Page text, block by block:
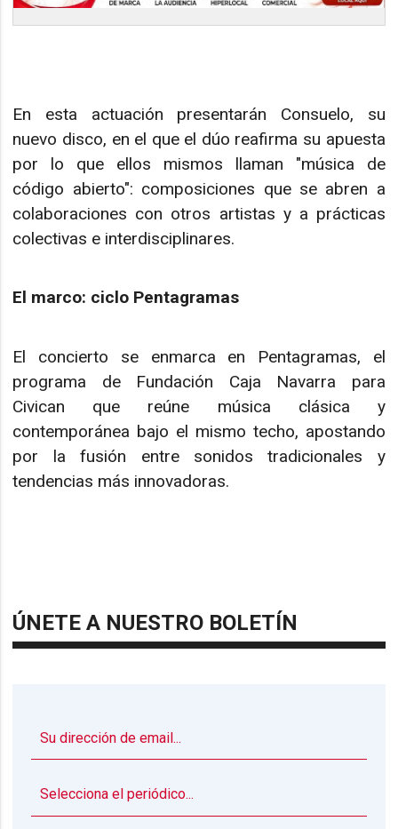
En esta actuación presentarán Consuelo, su
nuevo disco, en el que el dúo reafirma su apuesta
por lo que ellos mismos llaman "música de
código abierto": composiciones que se abren a
colaboraciones con otros artistas y a prácticas
colectivas e interdisciplinares.
El marco: ciclo Pentagramas
El concierto se enmarca en Pentagramas, el
programa de Fundación Caja Navarra para
Civican que reúne música clásica y
contemporánea bajo el mismo techo, apostando
por la fusión entre sonidos tradicionales y
tendencias más innovadoras.
ÚNETE A NUESTRO BOLETÍN